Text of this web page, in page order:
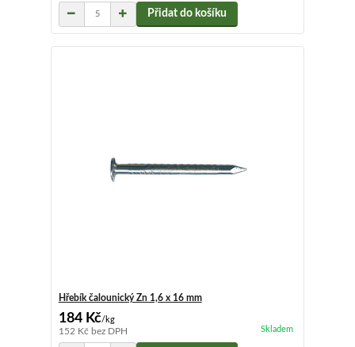
Přidat do košíku
Hřebík čalounický Zn 1,6 x 16 mm
184 Kč/kg
152 Kč bez DPH Skladem